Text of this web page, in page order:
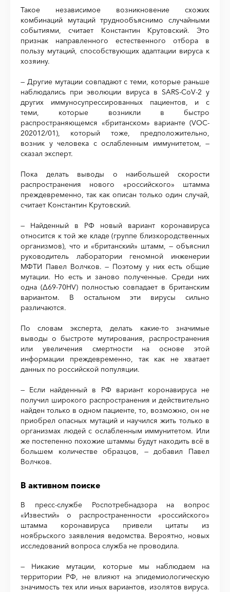
Такое независимое возникновение схожих
комбинаций мутаций труднообъяснимо случайными
событиями, считает Константин Крутовский. Это
признак направленного естественного отбора в
пользу мутаций, способствующих адаптации вируса к
хозяину.
— Другие мутации совпадают с теми, которые раньше
наблюдались при эволюции вируса в SARS-CoV-2 у
других иммуносупрессированных пациентов, и с
теми, которые возникли в быстро
распространяющемся «британском» варианте (VOC-
202012/01), который тоже, предположительно,
возник у человека с ослабленным иммунитетом, —
сказал эксперт.
Пока делать выводы о наибольшей скорости
распространения нового «российского» штамма
преждевременно, так как описан только один случай,
считает Константин Крутовский.
— Найденный в РФ новый вариант коронавируса
относится к той же кладе (группе близкородственных
организмов), что и «британский» штамм, — объяснил
руководитель лаборатории геномной инженерии
МФТИ Павел Волчков. — Поэтому у них есть общие
мутации. Но есть и заново полученные. Среди них
одна (Δ69-70HV) полностью совпадает в британским
вариантом. В остальном эти вирусы сильно
различаются.
По словам эксперта, делать какие-то значимые
выводы о быстроте мутирования, распространения
или увеличения смертности на основе этой
информации преждевременно, так как не хватает
данных по российской популяции.
— Если найденный в РФ вариант коронавируса не
получил широкого распространения и действительно
найден только в одном пациенте, то, возможно, он не
приобрел опасных мутаций и научился жить только в
организмах людей с ослабленным иммунитетом. Или
же постепенно похожие штаммы будут находить всё в
большем количестве образцов, — добавил Павел
Волчков.
В активном поиске
В пресс-службе Роспотребнадзора на вопрос
«Известий» о распространенности «российского»
штамма коронавируса привели цитаты из
ноябрьского заявления ведомства. Вероятно, новых
исследований вопроса служба не проводила.
— Никакие мутации, которые мы наблюдаем на
территории РФ, не влияют на эпидемиологическую
значимость тех или иных вариантов, изолятов вируса.